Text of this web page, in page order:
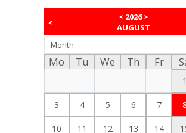
<
< 2026>
AUGUST
Month
Mo Tu We Th Fr
1
3 4 5 6 7 8
10 11 12 13 14